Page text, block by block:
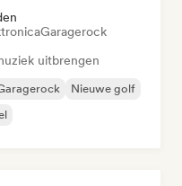
Garagerock
uitbrengen
Nieuwe golf